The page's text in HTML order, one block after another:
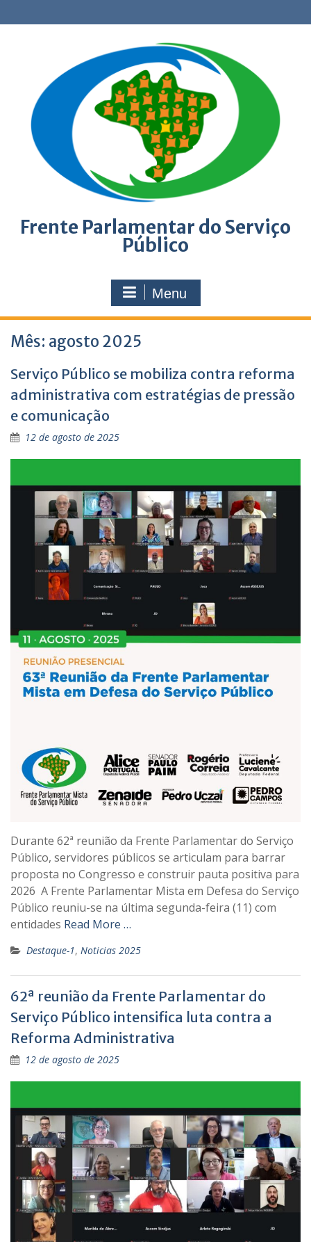
to
Frente Parlamentar do Serviço
Público
Menu
Mês: agosto 2025
Serviço Público se mobiliza contra reforma
administrativa com estratégias de pressão
e comunicação
12 de agosto de 2025
Durante 62ª reunião da Frente Parlamentar do Serviço
Público, servidores públicos se articulam para barrar
proposta no Congresso e construir pauta positiva para
2026 A Frente Parlamentar Mista em Defesa do Serviço
Público reuniu-se na última segunda-feira (11) com
entidades Read More …
Destaque-1, Noticias 2025
62ª reunião da Frente Parlamentar do
Serviço Público intensifica luta contra a
Reforma Administrativa
12 de agosto de 2025